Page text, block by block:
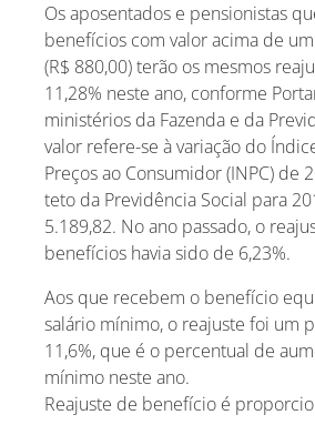
Os aposentados e pensionistas
benefícios com valor acima de
(R$ 880,00) terão os mesmos
11,28% neste ano, conforme
ministérios da Fazenda e da
valor refere-se à variação do
Preços ao Consumidor (INPC) de
teto da Previdência Social para
5.189,82. No ano passado, o
benefícios havia sido de 6,23%.
Aos que recebem o benefício
salário mínimo, o reajuste foi um
11,6%, que é o percentual de
mínimo neste ano.
Reajuste de benefício é